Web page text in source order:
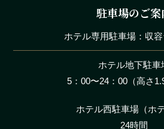
駐車場のご案
ホテル専用駐車場：収
ホテル地下駐車
5：00〜24：00（高さ
ホテル西駐車場（ホテ
24時間